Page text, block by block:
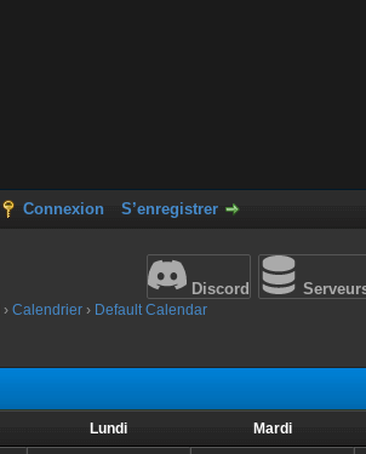
Connexion S’enregistrer
Discord
› Calendrier › Default Calendar
Lundi Mardi